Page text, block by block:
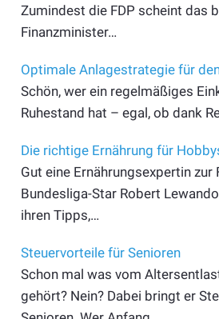
Zumindest die FDP scheint das
Finanzminister…
Optimale Anlagestrategie für
Schön, wer ein regelmäßiges
Ruhestand hat – egal, ob dank
Die richtige Ernährung für
Gut eine Ernährungsexpertin zur
Bundesliga-Star Robert
ihren Tipps,…
Steuervorteile für Senioren
Schon mal was vom
gehört? Nein? Dabei bringt er